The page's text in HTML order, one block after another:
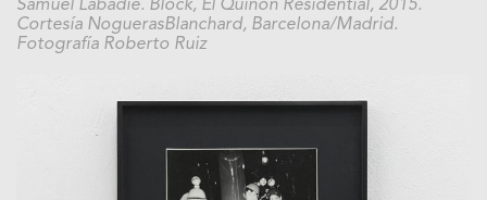
Samuel Labadie. Block, El Quiñón Residential, 2015.
Cortesía NoguerasBlanchard, Barcelona/Madrid.
Fotografía Roberto Ruiz